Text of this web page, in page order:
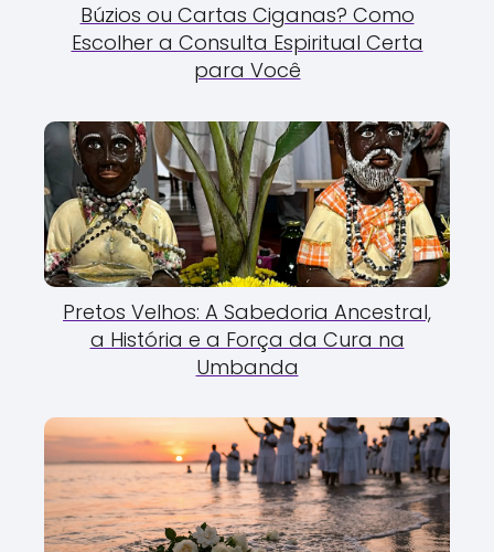
Búzios ou Cartas Ciganas? Como
Escolher a Consulta Espiritual Certa
para Você
Pretos Velhos: A Sabedoria Ancestral,
a História e a Força da Cura na
Umbanda